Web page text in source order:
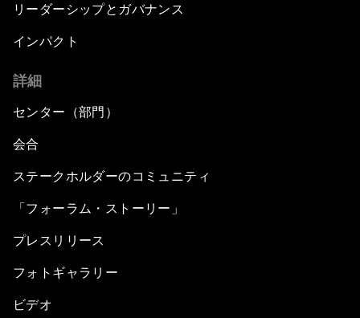
リーダーシップとガバナンス
インパクト
詳細
センター（部門）
会合
ステークホルダーのコミュニティ
「フォーラム・ストーリー」
プレスリリース
フォトギャラリー
ビデオ